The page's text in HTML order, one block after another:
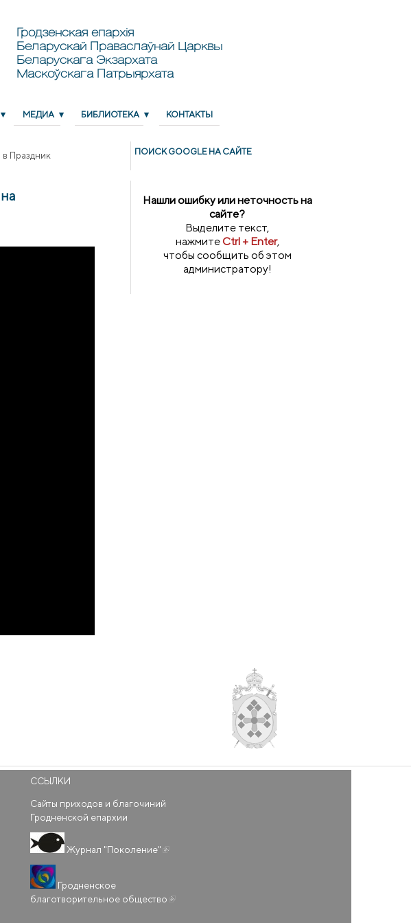
Гродзенская епархія
Беларускай Праваслаўнай Царквы
Беларускага Экзархата
Маскоўскага Патрыярхата
МЕДИА БИБЛИОТЕКА КОНТАКТЫ
Праздник
ПОИСК GOОGLE НА САЙТЕ
Нашли ошибку или неточность на
сайте?
Выделите текст,
нажмитеCtrl + Enter,
чтобы сообщить об этом
администратору!
ССЫЛКИ
Сайты приходов и благочиний
Гродненской епархии
Журнал "Поколение"
Гродненское
благотворительное общество (внешняя ссылка)